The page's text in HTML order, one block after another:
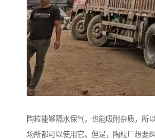
陶粒能够隔水保气，也能吸附杂质，所
场所都可以使用它。但是，陶粒厂想要